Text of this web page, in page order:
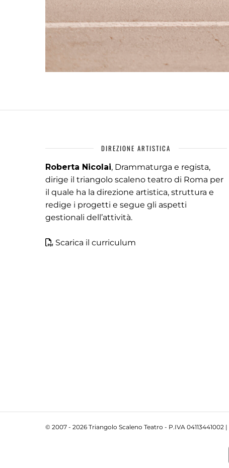
DIREZIONE ARTISTICA
Roberta Nicolai, Drammaturga e regista,
dirige il triangolo scaleno teatro di Roma per
il quale ha la direzione artistica, struttura e
redige i progetti e segue gli aspetti
gestionali dell’attività.
Scarica il curriculum
© 2007 - 2026 Triangolo Scaleno Teatro - P.IVA 04113441002 |